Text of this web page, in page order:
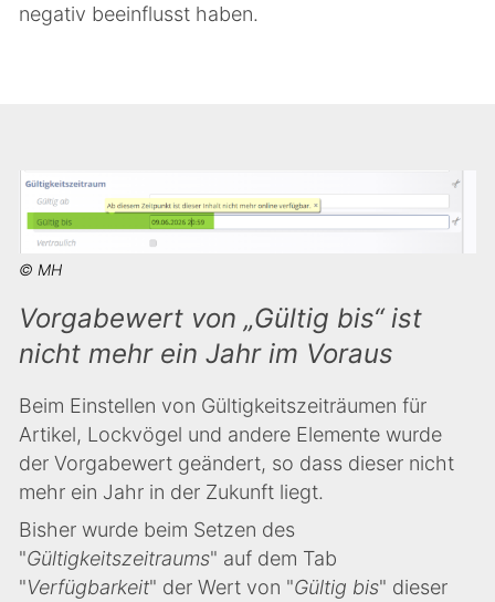
negativ beeinflusst haben.
© MH
Vorgabewert von „Gültig bis“ ist
nicht mehr ein Jahr im Voraus
Beim Einstellen von Gültigkeitszeiträumen für
Artikel, Lockvögel und andere Elemente wurde
der Vorgabewert geändert, so dass dieser nicht
mehr ein Jahr in der Zukunft liegt.
Bisher wurde beim Setzen des
"Gültigkeitszeitraums" auf dem Tab
"Verfügbarkeit" der Wert von "Gültig bis" dieser